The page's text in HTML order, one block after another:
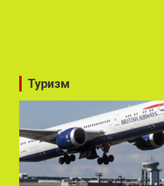
Туризм